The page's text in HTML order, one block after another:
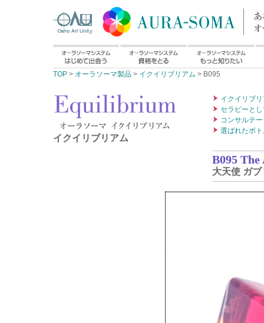
TOP > オーラソーマ製品 > イクイリブリアム > B095
イクイリブリアム
イクイリブ
セラピーと
コンサルテ
選ばれたボ
B095
大天使 ガ